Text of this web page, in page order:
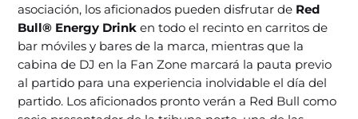
asociación, los aficionados pueden disfrutar de Red
Bull® Energy Drink en todo el recinto en carritos de
bar móviles y bares de la marca, mientras que la
cabina de DJ en la Fan Zone marcará la pauta previo
al partido para una experiencia inolvidable el día del
partido. Los aficionados pronto verán a Red Bull como